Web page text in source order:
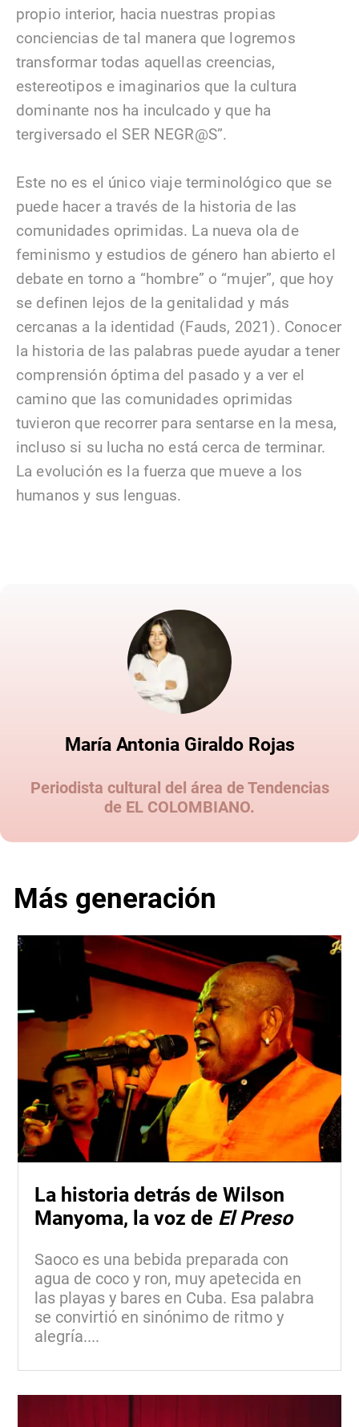
propio interior, hacia nuestras propias
conciencias de tal manera que logremos
transformar todas aquellas creencias,
estereotipos e imaginarios que la cultura
dominante nos ha inculcado y que ha
tergiversado el SER NEGR@S”.
Este no es el único viaje terminológico que se
puede hacer a través de la historia de las
comunidades oprimidas. La nueva ola de
feminismo y estudios de género han abierto el
debate en torno a “hombre” o “mujer”, que hoy
se definen lejos de la genitalidad y más
cercanas a la identidad (Fauds, 2021). Conocer
la historia de las palabras puede ayudar a tener
comprensión óptima del pasado y a ver el
camino que las comunidades oprimidas
tuvieron que recorrer para sentarse en la mesa,
incluso si su lucha no está cerca de terminar.
La evolución es la fuerza que mueve a los
humanos y sus lenguas.
María Antonia Giraldo Rojas
Periodista cultural del área de Tendencias
de EL COLOMBIANO.
Más generación
La historia detrás de Wilson
Manyoma, la voz de El Preso
Saoco es una bebida preparada con
agua de coco y ron, muy apetecida en
las playas y bares en Cuba. Esa palabra
se convirtió en sinónimo de ritmo y
alegría....